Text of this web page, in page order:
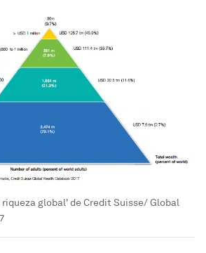
global' de Credit Suisse/ Global